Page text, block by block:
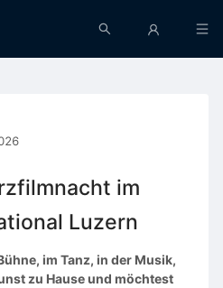
im
Luzern
im Tanz, in der Musik,
zu Hause und möchtest